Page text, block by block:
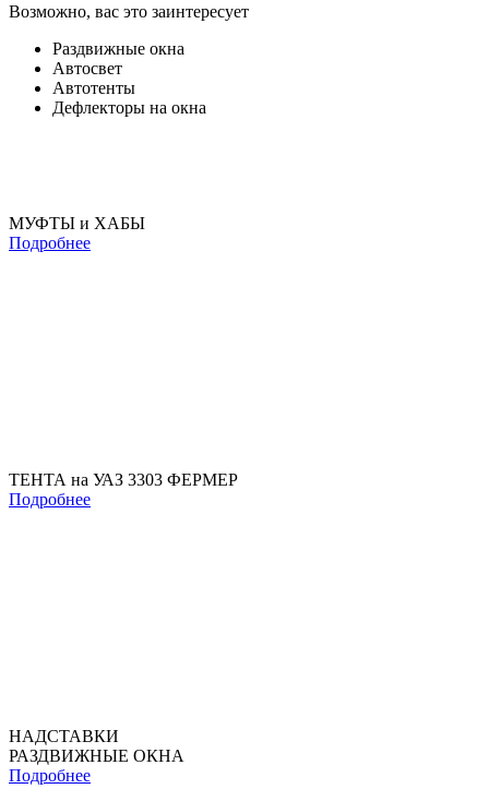
Возможно, вас это заинтересует
Раздвижные окна
Автосвет
Автотенты
Дефлекторы на окна
МУФТЫ и ХАБЫ
Подробнее
ТЕНТА на УАЗ 3303 ФЕРМЕР
Подробнее
НАДСТАВКИ
РАЗДВИЖНЫЕ ОКНА
Подробнее